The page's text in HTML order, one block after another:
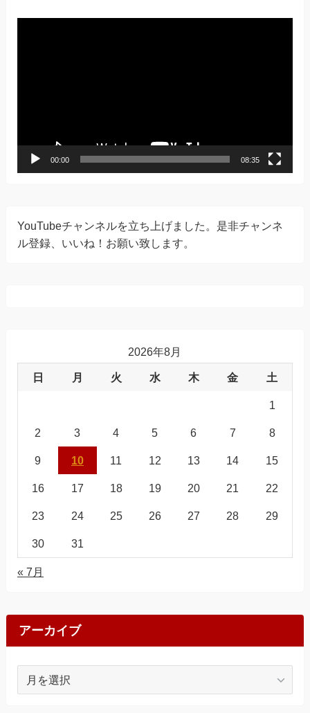
00:00 08:35
YouTubeチャンネルを立ち上げました。是非チャンネ
ル登録、いいね！お願い致します。
2026年8月
日 月 火 水 木 金 土
1
2 3 4 5 6 7 8
9 10 11 12 13 14 15
16 17 18 19 20 21 22
23 24 25 26 27 28 29
30 31
« 7月
アーカイブ